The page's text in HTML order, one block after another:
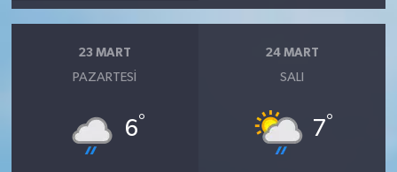
23 MART
PAZARTESI
6°
24 MART
SALI
7°